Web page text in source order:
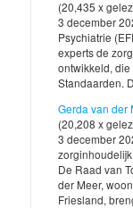
(20,435 x
3 december
Psychiatrie
experts de
ontwikkeld,
Standaarden.
Gerda van der
(20,208 x
3 december
De Raad van
der Meer,
Friesland,